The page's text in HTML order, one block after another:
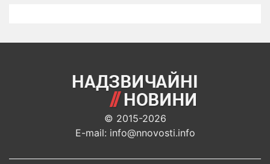
© 2015-2026
E-mail: info@nnovosti.info